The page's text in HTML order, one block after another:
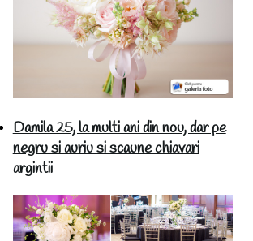
Damila 25, la multi ani din nou, dar pe
negru si auriu si scaune chiavari
argintii